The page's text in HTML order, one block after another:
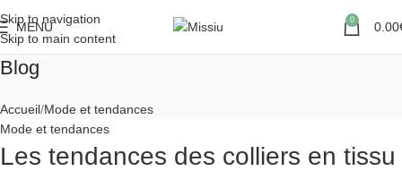
Skip to navigation
Skip to main content
MENU 0 0.00
Blog
Accueil Mode et tendances
Mode et tendances
Les tendances des colliers en tissu